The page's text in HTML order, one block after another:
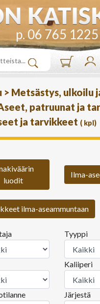
p. 06 765 1225
> Metsästys, ulkoilu
patruunat ja
ja tarvikkeet ( kpl)
luodit
Ilma-
ilma-aseammuntaan
Tyyppi
Kaliiperi
Järjestä